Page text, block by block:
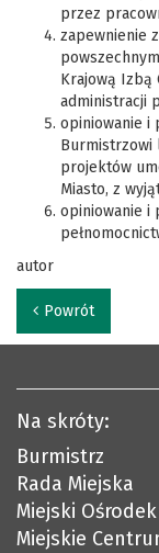
przez
zapewnienie
Krajową Izbą
administracji
opiniowanie i
Burmistrzowi
projektów
Miasto, z
opiniowanie i
autor
Powrót
Na skróty:
Burmistrz
Rada Miejska
Miejski
Miejskie